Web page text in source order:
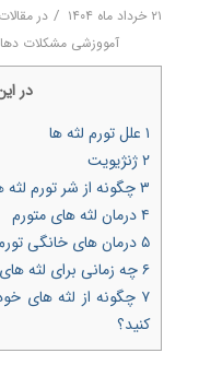
۲۱ خرداد ماه ۱۴۰۴ / در
آمووزشی مشکلات
در
۱علل تورم لثه ها
۲ژنژیویت
۳چگونه از شر تورم
۴درمان لثه های متورم
۵درمان های خانگی
۶چه زمانی برای لثه
۷ چگونه از لثه های
کنید؟